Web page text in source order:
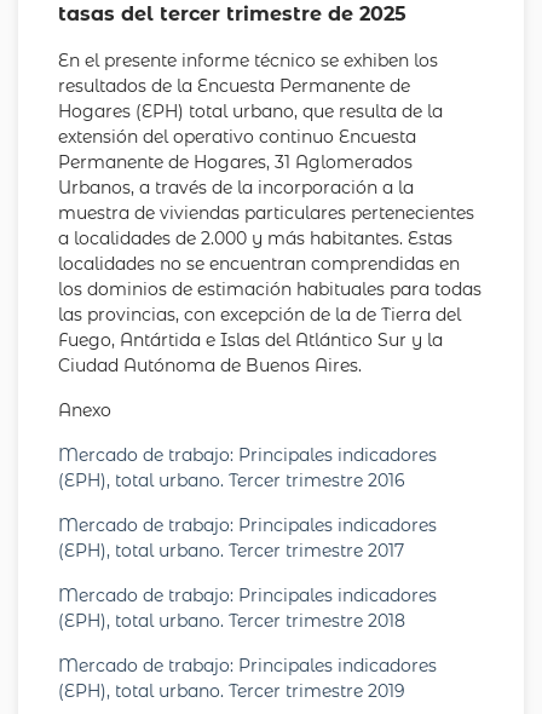
tasas del tercer trimestre de 2025
En el presente informe técnico se exhiben los
resultados de la Encuesta Permanente de
Hogares (EPH) total urbano, que resulta de la
extensión del operativo continuo Encuesta
Permanente de Hogares, 31 Aglomerados
Urbanos, a través de la incorporación a la
muestra de viviendas particulares pertenecientes
a localidades de 2.000 y más habitantes. Estas
localidades no se encuentran comprendidas en
los dominios de estimación habituales para todas
las provincias, con excepción de la de Tierra del
Fuego, Antártida e Islas del Atlántico Sur y la
Ciudad Autónoma de Buenos Aires.
Anexo
Mercado de trabajo: Principales indicadores
(EPH), total urbano. Tercer trimestre 2016
Mercado de trabajo: Principales indicadores
(EPH), total urbano. Tercer trimestre 2017
Mercado de trabajo: Principales indicadores
(EPH), total urbano. Tercer trimestre 2018
Mercado de trabajo: Principales indicadores
(EPH), total urbano. Tercer trimestre 2019